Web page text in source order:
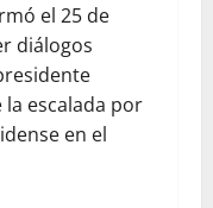
el 25 de
diálogos
escalada por
en el